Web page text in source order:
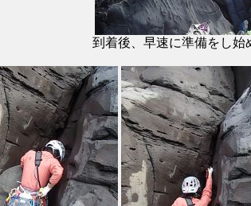
到着後、早速に準備をし始